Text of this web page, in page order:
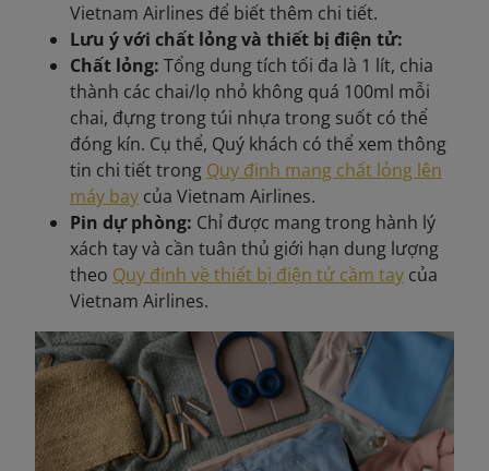
Vietnam Airlines để biết thêm chi tiết.
Lưu ý với chất lỏng và thiết bị điện tử:
Chất lỏng: Tổng dung tích tối đa là 1 lít, chia
thành các chai/lọ nhỏ không quá 100ml mỗi
chai, đựng trong túi nhựa trong suốt có thể
đóng kín. Cụ thể, Quý khách có thể xem thông
tin chi tiết trong Quy định mang chất lỏng lên
máy bay của Vietnam Airlines.
Pin dự phòng: Chỉ được mang trong hành lý
xách tay và cần tuân thủ giới hạn dung lượng
theo Quy định về thiết bị điện tử cầm tay của
Vietnam Airlines.